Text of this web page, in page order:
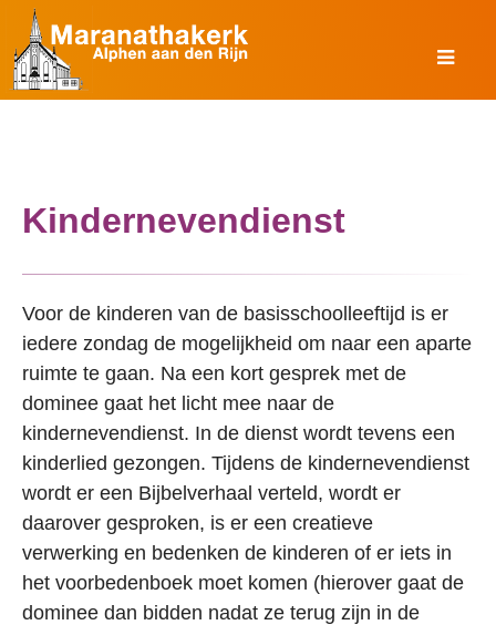
Kindernevendienst
Voor de kinderen van de basisschoolleeftijd is er
iedere zondag de mogelijkheid om naar een aparte
ruimte te gaan. Na een kort gesprek met de
dominee gaat het licht mee naar de
kindernevendienst. In de dienst wordt tevens een
kinderlied gezongen. Tijdens de kindernevendienst
wordt er een Bijbelverhaal verteld, wordt er
daarover gesproken, is er een creatieve
verwerking en bedenken de kinderen of er iets in
het voorbedenboek moet komen (hierover gaat de
dominee dan bidden nadat ze terug zijn in de